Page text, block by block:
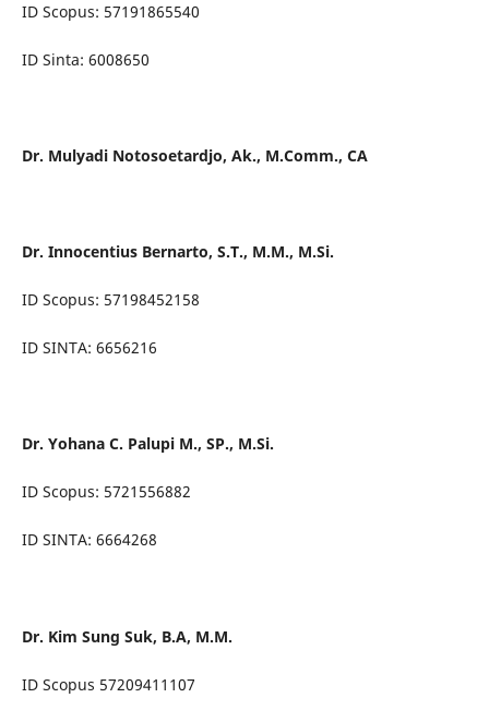
ID Scopus: 57191865540
ID Sinta: 6008650
Dr. Mulyadi Notosoetardjo, Ak., M.Comm., CA
Dr. Innocentius Bernarto, S.T., M.M., M.Si.
ID Scopus: 57198452158
ID SINTA: 6656216
Dr. Yohana C. Palupi M., SP., M.Si.
ID Scopus: 5721556882
ID SINTA: 6664268
Dr. Kim Sung Suk, B.A, M.M.
ID Scopus 57209411107